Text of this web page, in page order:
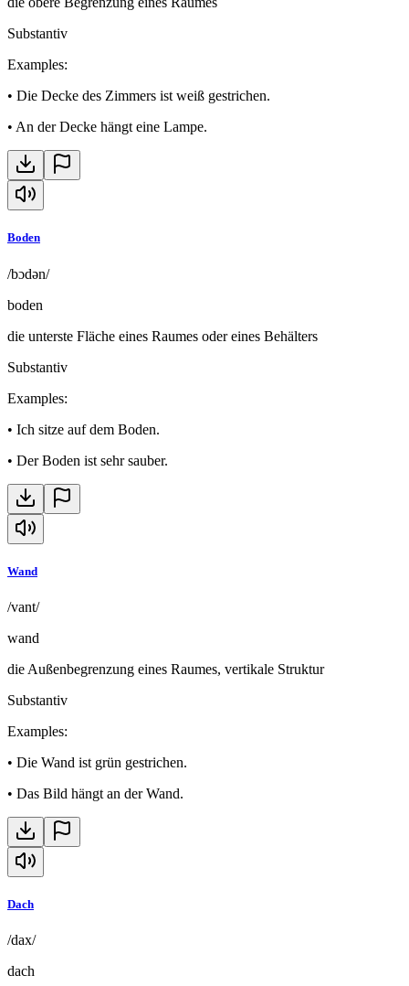
Substantiv
Examples:
• Die Decke des Zimmers ist weiß gestrichen.
• An der Decke hängt eine Lampe.
Boden
/bɔdən/
boden
die unterste Fläche eines Raumes oder eines Behälters
Substantiv
Examples:
• Ich sitze auf dem Boden.
• Der Boden ist sehr sauber.
Wand
/vant/
wand
die Außenbegrenzung eines Raumes, vertikale Struktur
Substantiv
Examples:
• Die Wand ist grün gestrichen.
• Das Bild hängt an der Wand.
Dach
/dax/
dach